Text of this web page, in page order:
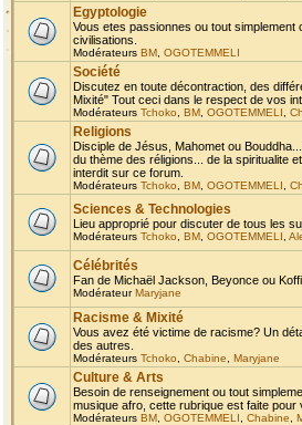
Egyptologie
Vous etes passionnes ou tout
civilisations.
Modérateurs BM OGOTEMMELI
Société
Discutez en toute décontraction, des
Mixité" Tout ceci dans le respect de vos
Modérateurs Tchoko BM OGOTEMMELI
Religions
Disciple de Jésus, Mahomet ou
du thème des réligions... de la spiritualite
interdit sur ce forum.
Modérateurs Tchoko BM OGOTEMMELI
Sciences & Technologies
Lieu approprié pour discuter de tous les
Modérateurs Tchoko BM OGOTEMMELI
Célébrités
Fan de Michaël Jackson, Beyonce ou
ModérateurMaryjane
Racisme & Mixité
Vous avez été victime de racisme? Un
des autres.
Modérateurs Tchoko Chabine Maryjane
Culture & Arts
Besoin de renseignement ou tout
musique afro, cette rubrique est faite pour
Modérateurs BM OGOTEMMELI Chabine